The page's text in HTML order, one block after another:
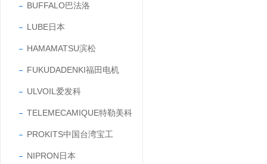
BUFFALO巴法洛
LUBE日本
HAMAMATSU滨松
FUKUDADENKI福田电机
ULVOIL爱发科
TELEMECAMIQUE特勒美科
PROKITS中国台湾宝工
NIPRON日本